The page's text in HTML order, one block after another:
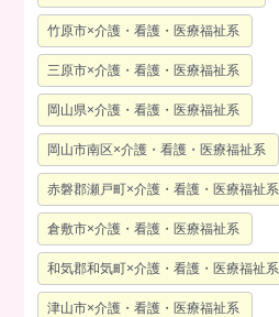
竹原市×介護・看護・医療福祉系
三原市×介護・看護・医療福祉系
岡山県×介護・看護・医療福祉系
岡山市南区×介護・看護・医療福祉系
赤磐郡瀬戸町×介護・看護・医療福祉系
倉敷市×介護・看護・医療福祉系
和気郡和気町×介護・看護・医療福祉系
津山市×介護・看護・医療福祉系